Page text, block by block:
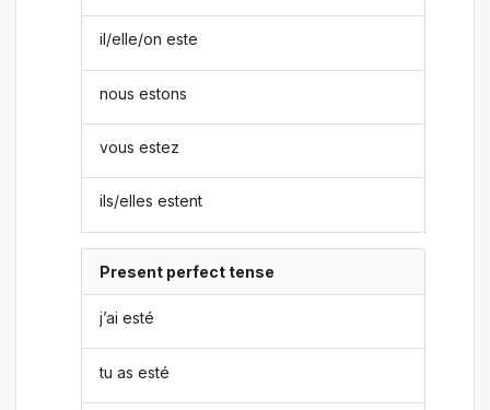
il/elle/on este
nous estons
vous estez
ils/elles estent
Present perfect tense
j’ai esté
tu as esté